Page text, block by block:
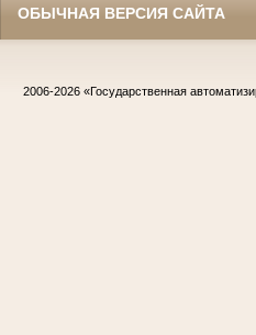
ОБЫЧНАЯ ВЕРСИЯ САЙТА
2006-2026 «Государственная